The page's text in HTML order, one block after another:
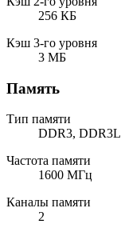
256 КБ
Кэш 3-го уровня
3 МБ
Память
Тип памяти
DDR3, DDR3L
Частота памяти
1600 МГц
Каналы памяти
2